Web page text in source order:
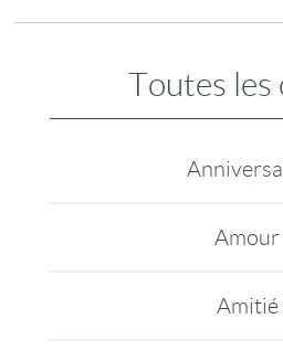
Toutes les
Amour
Amitié